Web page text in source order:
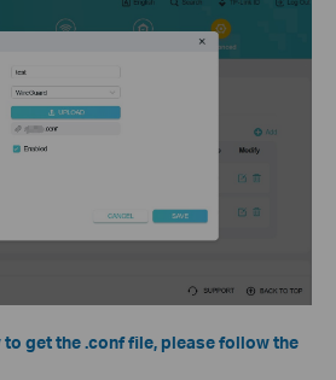
to get the .conf file, please follow the